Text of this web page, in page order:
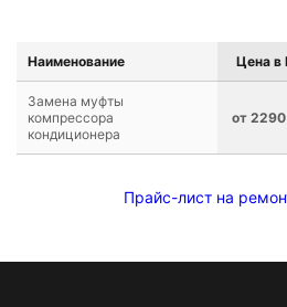
Наименование Цена в
Замена муфты
компрессора
кондиционера
от
Прайс-лист на